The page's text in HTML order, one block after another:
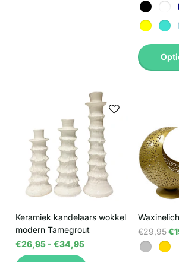
Keramiek kandelaars wokkel
modern Tamegrout
€26,95 - €34,95
€29,95